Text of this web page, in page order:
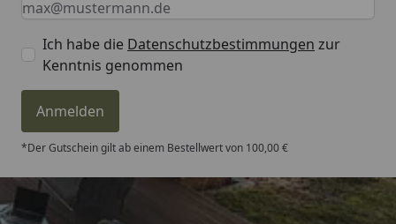
Ich habe die Datenschutzbestimmungen zur
Kenntnis genommen
Anmelden
*Der Gutschein gilt ab einem Bestellwert von 100,00 €